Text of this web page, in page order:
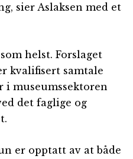
sier Aslaksen med et
helst. Forslaget
kvalifisert samtale
i museumssektoren
det faglige og
er opptatt av at både